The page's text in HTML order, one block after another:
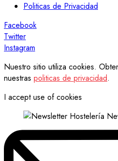
Politicas de Privacidad
Facebook
Twitter
Instagram
Nuestro sitio utiliza cookies.
nuestras politicas de privacidad.
I accept use of cookies